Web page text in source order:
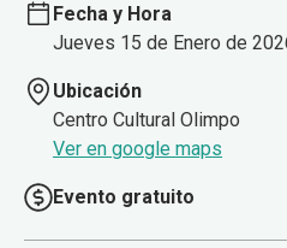
Fecha y Hora
Jueves 15 de Enero de
Ubicación
Centro Cultural Olimpo
Ver en google maps
Evento gratuito